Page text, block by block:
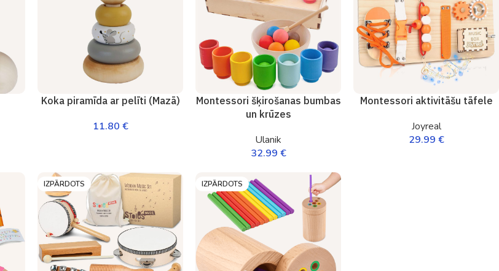
Koka piramīda ar pelīti (Mazā)
11.80 €
Montessori šķirošanas bumbas
un krūzes
Ulanik
32.99 €
Montessori aktivitāšu tāfele
Joyreal
29.99 €
IZPĀRDOTS IZPĀRDOTS